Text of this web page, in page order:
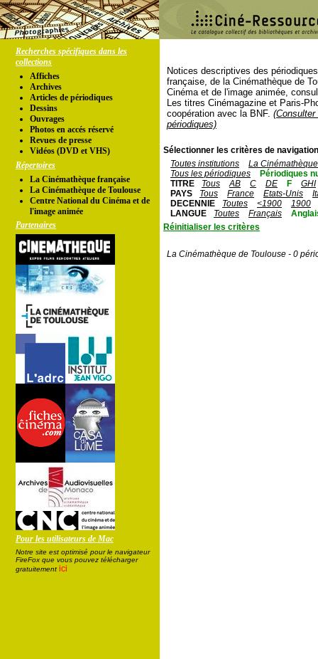
Recherches spécifiques dans les
collections
Affiches
Archives
Articles de périodiques
Dessins
Ouvrages
Photos en accés réservé
Revues de presse
Vidéos (DVD et VHS)
Répertoires
La Cinémathèque française
La Cinémathèque de Toulouse
Centre National du Cinéma et de
l'image animée
Partenaires
Pour les utilisateurs de Mac
Notre site est optimisé pour le navigateur
FireFox que vous pouvez télécharger
gratuitement ici
Notices descriptives des
française, de la Cinémathèque de
Cinéma et de l'image animée,
Les titres Cinémagazine et Paris-
coopération avec la BNF.
périodiques)
Sélectionner les critères de
Toutes institutions
La
Tous les périodiques
Périodiques
TITRE
Tous AB C DE F
GHI
PAYS
Tous France Etats-Unis
DECENNIE
Toutes <1900
1900
LANGUE
Toutes Français
Réinitialiser les critères
La Cinémathèque de Toulouse - 0